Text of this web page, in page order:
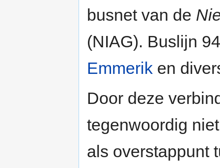
busnet van de
(NIAG). Buslijn
Emmerik en
Door deze
tegenwoordig
als overstappunt